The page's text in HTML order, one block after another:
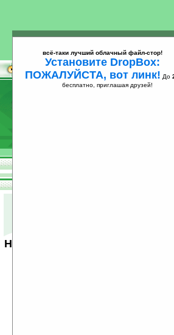
Новости мира карманных
от
Новости показаны
Если новость вам понравилась -
самые
самые лучшие
всё-таки лучший облачный файл-стор!
Установите DropBox:
ПОЖАЛУЙСТА, вот линк! До
бесплатно, приглашая друзей!